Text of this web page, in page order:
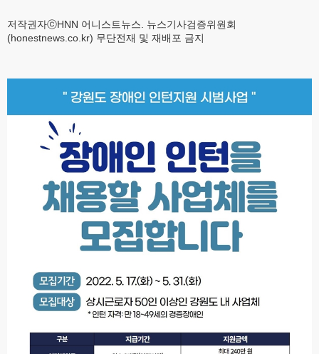
저작권자ⓒHNN 어니스트뉴스. 뉴스기사검증위원회
(honestnews.co.kr) 무단전재 및 재배포 금지